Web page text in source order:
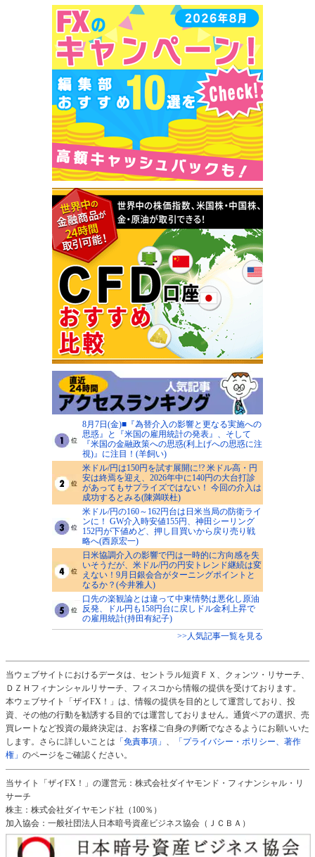
8月7日(金)■『為替介入の影響と更なる実施への
思惑』と『米国の雇用統計の発表』、そして
『米国の金融政策への思惑(利上げへの思惑に注
視)』に注目！(羊飼い)
米ドル/円は150円を試す展開に!? 米ドル高・円
安は終焉を迎え、2026年中に140円の大台打診
があってもサプライズではない！ 今回の介入は
成功するとみる(陳満咲杜)
米ドル/円の160～162円台は日米当局の防衛ライ
ンに！ GW介入時安値155円、神田シーリング
152円が下値めど、押し目買いから戻り売り戦
略へ(西原宏一)
日米協調介入の影響で円は一時的に方向感を失
いそうだが、米ドル/円の円安トレンド継続は変
えない！9月日銀会合がターニングポイントと
なるか？(今井雅人)
口先の楽観論とは違って中東情勢は悪化し原油
反発、ドル円も158円台に戻しドル金利上昇で
の雇用統計(持田有紀子)
>>人気記事一覧を見る
当ウェブサイトにおけるデータは、セントラル短資ＦＸ、クォンツ・リサーチ、
ＤＺＨフィナンシャルリサーチ、フィスコから情報の提供を受けております。
本ウェブサイト「ザイFX！」は、情報の提供を目的として運営しており、投
資、その他の行動を勧誘する目的では運営しておりません。通貨ペアの選択、売
買レートなど投資の最終決定は、お客様ご自身の判断でなさるようにお願いいた
します。さらに詳しいことは 「免責事項」
「プライバシー・ポリシー、著作
権」 のページをご確認ください。
当サイト「ザイFX！」の運営元：株式会社ダイヤモンド・フィナンシャル・リ
サーチ
株主：株式会社ダイヤモンド社（100％）
加入協会：一般社団法人日本暗号資産ビジネス協会（ＪＣＢＡ）